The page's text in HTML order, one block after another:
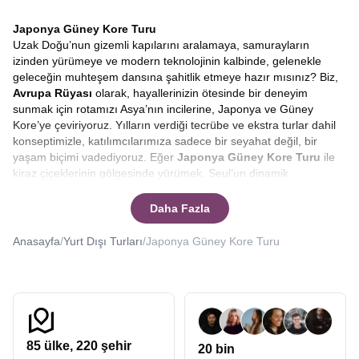
Japonya Güney Kore Turu
Uzak Doğu’nun gizemli kapılarını aralamaya, samurayların
izinden yürümeye ve modern teknolojinin kalbinde, gelenekle
geleceğin muhteşem dansına şahitlik etmeye hazır mısınız? Biz,
Avrupa Rüyası olarak, hayallerinizin ötesinde bir deneyim
sunmak için rotamızı Asya’nın incilerine, Japonya ve Güney
Kore’ye çeviriyoruz. Yılların verdiği tecrübe ve ekstra turlar dahil
konseptimizle, katılımcılarımıza sadece bir seyahat değil, bir
yaşam biçimi vadediyoruz. Eğer Japonya Güney Kore Turu ile
kiraz çiçeklerinin gölgesinde yürümek, Seul’un dinamik
isterseniz, doğru yerdesiniz.Japonya turları, Güney Kore
düzenleyen Avrupa Rüyası uzak doğunun kalbine sizleri de
götürebilir.
turu, sadece yeni yerler görmek değil, dünyaya bakış açınızı
değiştirecek bir içsel yolculuktur. Bizimle çıkacağınız bu
yolculukta, Tokyo’nun neon ışıkları altında geleceğe adım
Daha Fazla
Anasayfa/Yurt Dışı Turları/Japonya Güney Kore Turu
85 ülke, 220 şehir 20 bin